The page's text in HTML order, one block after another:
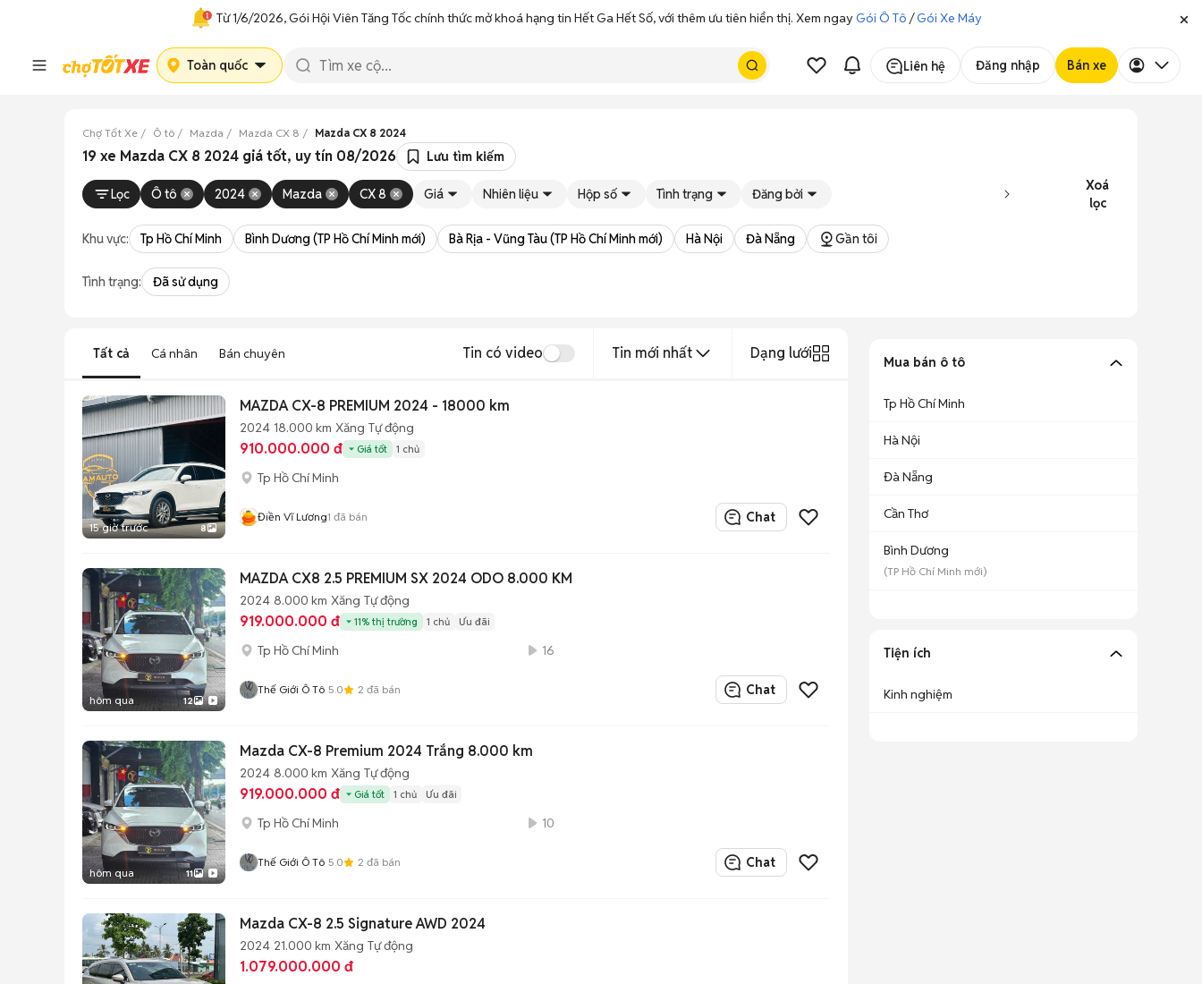
Từ 1/6/2026, Gói Hội Viên Tăng Tốc chính thức mở khoá hạng tin Hết Ga Hết Số, với thêm ưu tiên hiển thị. Xem ngayGói Ô Tô /Gói Xe Máy
Toàn quốc Liên hệ Đăng nhập Bán xe
Chợ Tốt Xe Ô tô Mazda Mazda CX 8 Mazda CX 8 2024
19 xe Mazda CX 8 2024 giá tốt, uy tín 08/2026 Lưu tìm kiếm
Lọc Ô tô 2024 Mazda CX 8 Giá Nhiên liệu Hộp số Tình trạng Đăng bởi
Xoá
lọc
Khu vực: Tp Hồ Chí Minh Bình Dương (TP Hồ Chí Minh mới) Bà Rịa - Vũng Tàu (TP Hồ Chí Minh mới) Hà Nội Đà Nẵng Gần tôi
Tình trạng: Đã sử dụng
Tất cả Cá nhân Bán chuyên Tin có video Tin mới nhất Dạng lưới
15 giờ trước 8
MAZDA CX-8 PREMIUM 2024 - 18000 km
2024 18.000 km Xăng Tự động
910.000.000 đ Giá tốt 1 chủ
Tp Hồ Chí Minh
Điền Vĩ Lương1 đã bán Chat
hôm qua 12
MAZDA CX8 2.5 PREMIUM SX 2024 ODO 8.000 KM
2024 8.000 km Xăng Tự động
919.000.000 đ 11% thị trường 1 chủ Ưu đãi
Tp Hồ Chí Minh 16
Thế Giới Ô Tô 5.0 2 đã bán Chat
hôm qua 11
Mazda CX-8 Premium 2024 Trắng 8.000 km
2024 8.000 km Xăng Tự động
919.000.000 đ Giá tốt 1 chủ Ưu đãi
Tp Hồ Chí Minh 10
Thế Giới Ô Tô 5.0 2 đã bán Chat
Mazda CX-8 2.5 Signature AWD 2024
2024 21.000 km Xăng Tự động
1.079.000.000 đ
Mua bán ô tô
Tp Hồ Chí Minh
Hà Nội
Đà Nẵng
Cần Thơ
Bình Dương
(TP Hồ Chí Minh mới)
Tiện ích
Kinh nghiệm